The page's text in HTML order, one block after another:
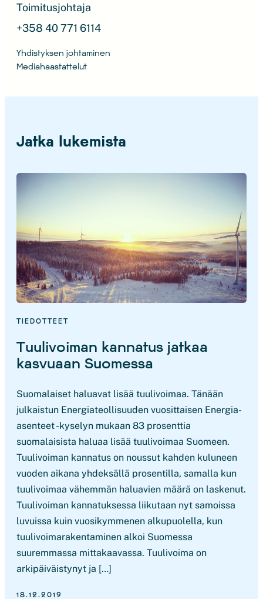
Toimitusjohtaja
+358 40 771 6114
Yhdistyksen johtaminen
Mediahaastattelut
Jatka lukemista
TIEDOTTEET
Tuulivoiman kannatus jatkaa
kasvuaan Suomessa
Suomalaiset haluavat lisää tuulivoimaa. Tänään
julkaistun Energiateollisuuden vuosittaisen Energia-
asenteet -kyselyn mukaan 83 prosenttia
suomalaisista haluaa lisää tuulivoimaa Suomeen.
Tuulivoiman kannatus on noussut kahden kuluneen
vuoden aikana yhdeksällä prosentilla, samalla kun
tuulivoimaa vähemmän haluavien määrä on laskenut.
Tuulivoiman kannatuksessa liikutaan nyt samoissa
luvuissa kuin vuosikymmenen alkupuolella, kun
tuulivoimarakentaminen alkoi Suomessa
suuremmassa mittakaavassa. Tuulivoima on
arkipäiväistynyt ja […]
18.12.2019